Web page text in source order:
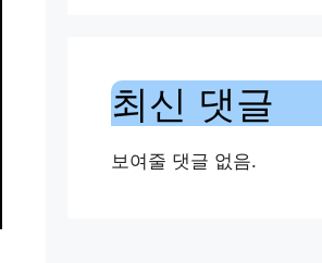
최신 댓글
보여줄 댓글 없음.